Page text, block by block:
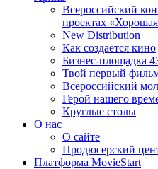
Всероссийский
проектах
New Distribution
Как создаётся кино
Бизнес-площадка
Твой первый
Всероссийский
Герой нашего
Круглые столы
О нас
О сайте
Продюсерский
Платформа MovieStart